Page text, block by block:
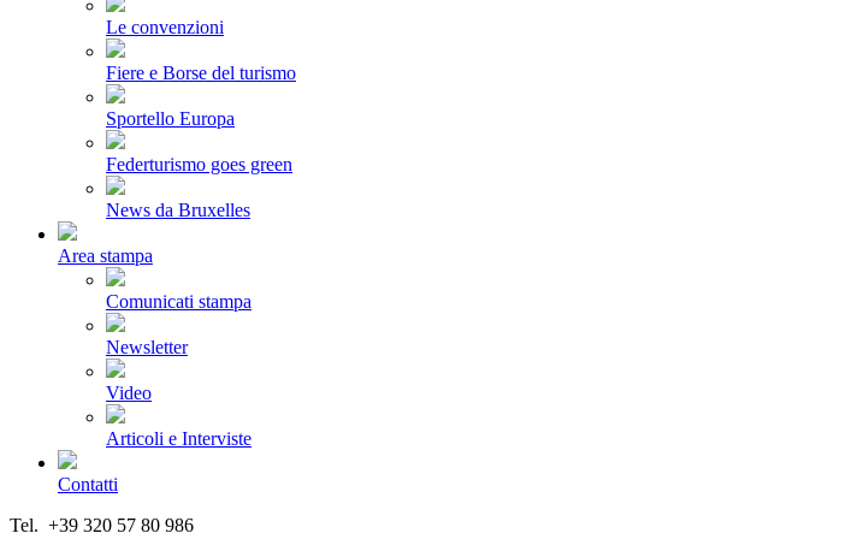
Le convenzioni
Fiere e Borse del turismo
Sportello Europa
Federturismo goes green
News da Bruxelles
Area stampa
Comunicati stampa
Newsletter
Video
Articoli e Interviste
Contatti
Tel. +39 320 57 80 986